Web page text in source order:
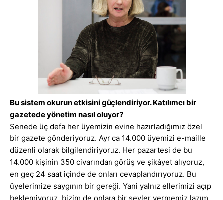
Bu sistem okurun etkisini güçlendiriyor. Katılımcı bir
gazetede yönetim nasıl oluyor?
Senede üç defa her üyemizin evine hazırladığımız özel
bir gazete gönderiyoruz. Ayrıca 14.000 üyemizi e-maille
düzenli olarak bilgilendiriyoruz. Her pazartesi de bu
14.000 kişinin 350 civarından görüş ve şikâyet alıyoruz,
en geç 24 saat içinde de onları cevaplandırıyoruz. Bu
üyelerimize saygının bir gereği. Yani yalnız ellerimizi açıp
beklemiyoruz, bizim de onlara bir şeyler vermemiz lazım.